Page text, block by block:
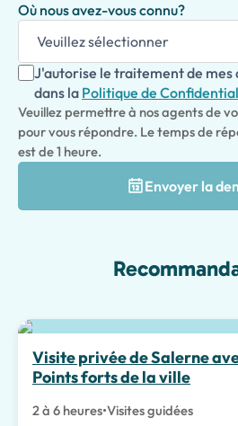
Où nous avez-vous connu?
J'autorise le traitement de
dans la Politique de
Veuillez permettre à nos agents de
pour vous répondre. Le temps de
est de 1 heure.
Envoyer la
Visite privée de Salerne
Points forts de la ville
2 à 6 heures•Visites guidées